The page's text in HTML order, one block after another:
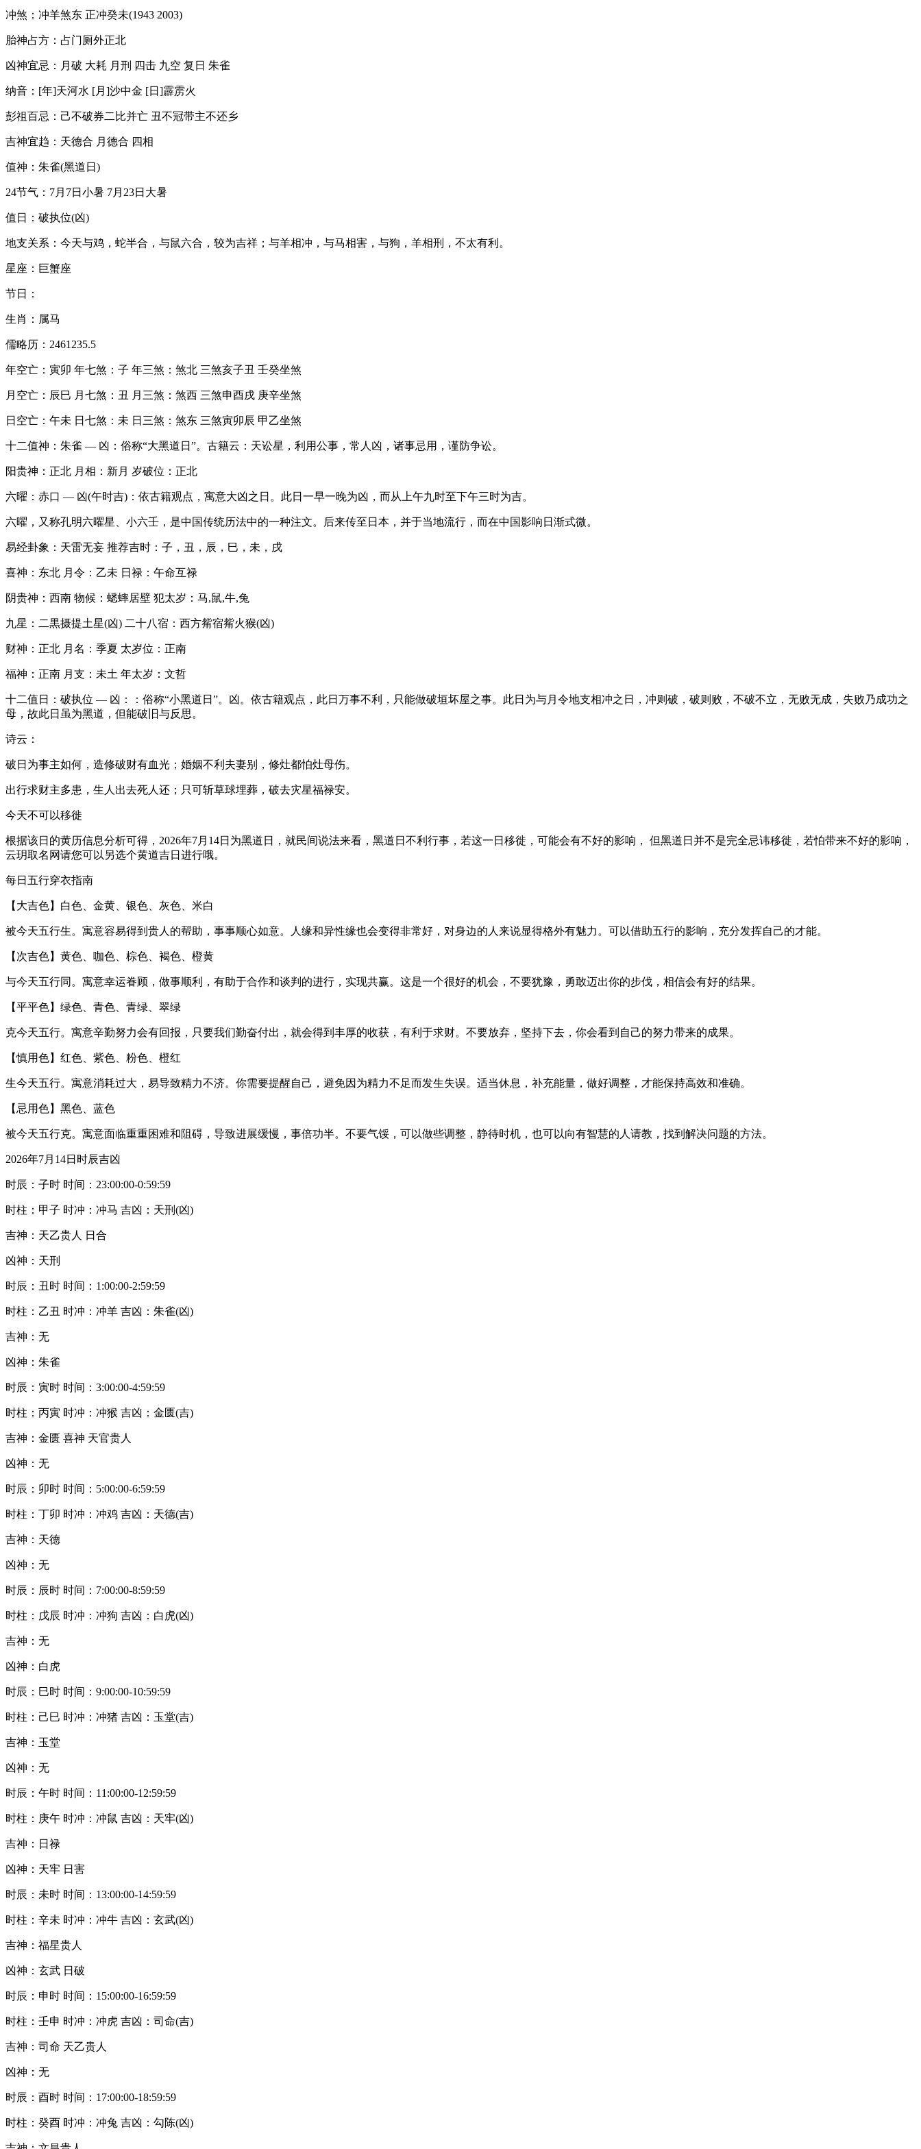
冲煞：冲羊煞东 正冲癸未(1943 2003)
胎神占方：占门厕外正北
凶神宜忌：月破 大耗 月刑 四击 九空 复日 朱雀
纳音：[年]天河水 [月]沙中金 [日]霹雳火
彭祖百忌：己不破券二比并亡 丑不冠带主不还乡
吉神宜趋：天德合 月德合 四相
值神：朱雀(黑道日)
24节气：7月7日小暑 7月23日大暑
值日：破执位(凶)
地支关系：今天与鸡，蛇半合，与鼠六合，较为吉祥；与羊相冲，与马相害，与狗，羊相刑，不太有利。
星座：巨蟹座
节日：
生肖：属马
儒略历：2461235.5
年空亡：寅卯 年七煞：子 年三煞：煞北 三煞亥子丑 壬癸坐煞
月空亡：辰巳 月七煞：丑 月三煞：煞西 三煞申酉戌 庚辛坐煞
日空亡：午未 日七煞：未 日三煞：煞东 三煞寅卯辰 甲乙坐煞
十二值神：朱雀 — 凶：俗称“大黑道日”。古籍云：天讼星，利用公事，常人凶，诸事忌用，谨防争讼。
阳贵神：正北 月相：新月 岁破位：正北
六曜：赤口 — 凶(午时吉)：依古籍观点，寓意大凶之日。此日一早一晚为凶，而从上午九时至下午三时为吉。
六曜，又称孔明六曜星、小六壬，是中国传统历法中的一种注文。后来传至日本，并于当地流行，而在中国影响日渐式微。
易经卦象：天雷无妄 推荐吉时：子，丑，辰，巳，未，戌
喜神：东北 月令：乙未 日禄：午命互禄
阴贵神：西南 物候：蟋蟀居壁 犯太岁：马,鼠,牛,兔
九星：二黒摄提土星(凶) 二十八宿：西方觜宿觜火猴(凶)
财神：正北 月名：季夏 太岁位：正南
福神：正南 月支：未土 年太岁：文哲
十二值日：破执位 — 凶：：俗称“小黑道日”。凶。依古籍观点，此日万事不利，只能做破垣坏屋之事。此日为与月令地支相冲之日，冲则破，破则败，不破不立，无败无成，失败乃成功之
母，故此日虽为黑道，但能破旧与反思。
诗云：
破日为事主如何，造修破财有血光；婚姻不利夫妻别，修灶都怕灶母伤。
出行求财主多患，生人出去死人还；只可斩草球埋葬，破去灾星福禄安。
今天不可以移徙
根据该日的黄历信息分析可得，2026年7月14日为黑道日，就民间说法来看，黑道日不利行事，若这一日移徙，可能会有不好的影响， 但黑道日并不是完全忌讳移徙，若怕带来不好的影响，
云玥取名网请您可以另选个黄道吉日进行哦。
每日五行穿衣指南
【大吉色】白色、金黄、银色、灰色、米白
被今天五行生。寓意容易得到贵人的帮助，事事顺心如意。人缘和异性缘也会变得非常好，对身边的人来说显得格外有魅力。可以借助五行的影响，充分发挥自己的才能。
【次吉色】黄色、咖色、棕色、褐色、橙黄
与今天五行同。寓意幸运眷顾，做事顺利，有助于合作和谈判的进行，实现共赢。这是一个很好的机会，不要犹豫，勇敢迈出你的步伐，相信会有好的结果。
【平平色】绿色、青色、青绿、翠绿
克今天五行。寓意辛勤努力会有回报，只要我们勤奋付出，就会得到丰厚的收获，有利于求财。不要放弃，坚持下去，你会看到自己的努力带来的成果。
【慎用色】红色、紫色、粉色、橙红
生今天五行。寓意消耗过大，易导致精力不济。你需要提醒自己，避免因为精力不足而发生失误。适当休息，补充能量，做好调整，才能保持高效和准确。
【忌用色】黑色、蓝色
被今天五行克。寓意面临重重困难和阻碍，导致进展缓慢，事倍功半。不要气馁，可以做些调整，静待时机，也可以向有智慧的人请教，找到解决问题的方法。
2026年7月14日时辰吉凶
时辰：子时 时间：23:00:00-0:59:59
时柱：甲子 时冲：冲马 吉凶：天刑(凶)
吉神：天乙贵人 日合
凶神：天刑
时辰：丑时 时间：1:00:00-2:59:59
时柱：乙丑 时冲：冲羊 吉凶：朱雀(凶)
吉神：无
凶神：朱雀
时辰：寅时 时间：3:00:00-4:59:59
时柱：丙寅 时冲：冲猴 吉凶：金匮(吉)
吉神：金匮 喜神 天官贵人
凶神：无
时辰：卯时 时间：5:00:00-6:59:59
时柱：丁卯 时冲：冲鸡 吉凶：天德(吉)
吉神：天德
凶神：无
时辰：辰时 时间：7:00:00-8:59:59
时柱：戊辰 时冲：冲狗 吉凶：白虎(凶)
吉神：无
凶神：白虎
时辰：巳时 时间：9:00:00-10:59:59
时柱：己巳 时冲：冲猪 吉凶：玉堂(吉)
吉神：玉堂
凶神：无
时辰：午时 时间：11:00:00-12:59:59
时柱：庚午 时冲：冲鼠 吉凶：天牢(凶)
吉神：日禄
凶神：天牢 日害
时辰：未时 时间：13:00:00-14:59:59
时柱：辛未 时冲：冲牛 吉凶：玄武(凶)
吉神：福星贵人
凶神：玄武 日破
时辰：申时 时间：15:00:00-16:59:59
时柱：壬申 时冲：冲虎 吉凶：司命(吉)
吉神：司命 天乙贵人
凶神：无
时辰：酉时 时间：17:00:00-18:59:59
时柱：癸酉 时冲：冲兔 吉凶：勾陈(凶)